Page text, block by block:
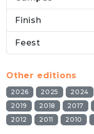
Finish
Feest
Other editions
2026 2025 2024
2019
2018 2017
2012
2011 2010